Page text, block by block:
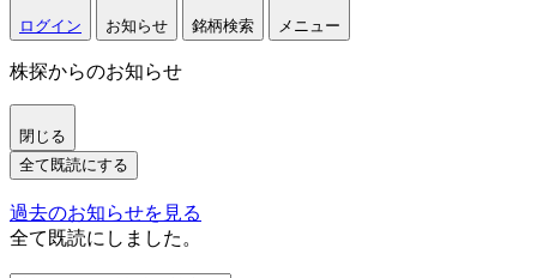
ログイン お知らせ 銘柄検索 メニュー
株探からのお知らせ
閉じる
全て既読にする
過去のお知らせを見る
全て既読にしました。